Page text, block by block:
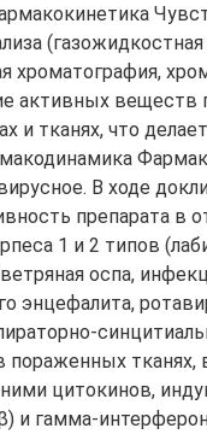
активных веществ
и тканях, что
В ходе
препарата в
1 и 2 типов
оспа,
энцефалита,
тканях,
цитокинов,
и гамма-